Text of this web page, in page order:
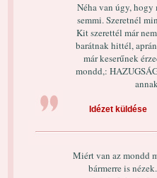
Néha van úgy, hogy
semmi. Szeretnél
Kit szerettél már
barátnak hittél,
már keserűnek
mondd,:
Idézet küldése
Miért van az mondd
bármerre is